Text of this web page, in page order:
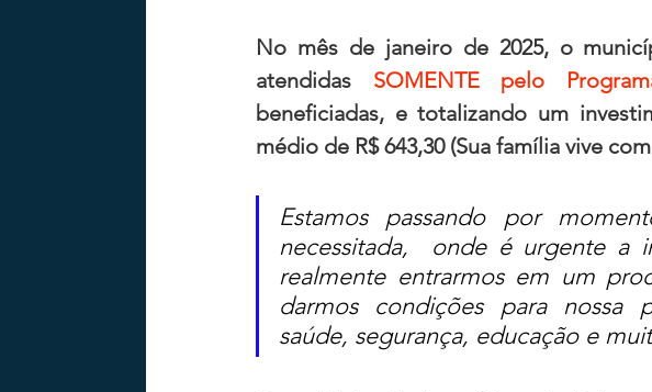
No mês de janeiro de 2025, o
atendidas SOMENTE pelo
beneficiadas, e totalizando um
médio de R$ 643,30 (Sua família vive
Estamos passando por
necessitada,  onde é urgente a
realmente entrarmos em um
darmos condições para nossa
saúde, segurança, educação e